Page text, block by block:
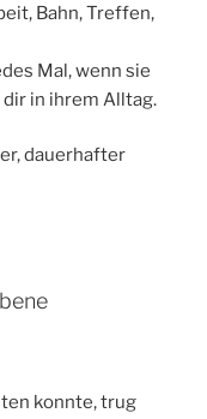
Bahn, Treffen,
Mal, wenn sie
in ihrem Alltag.
dauerhafter
konnte, trug